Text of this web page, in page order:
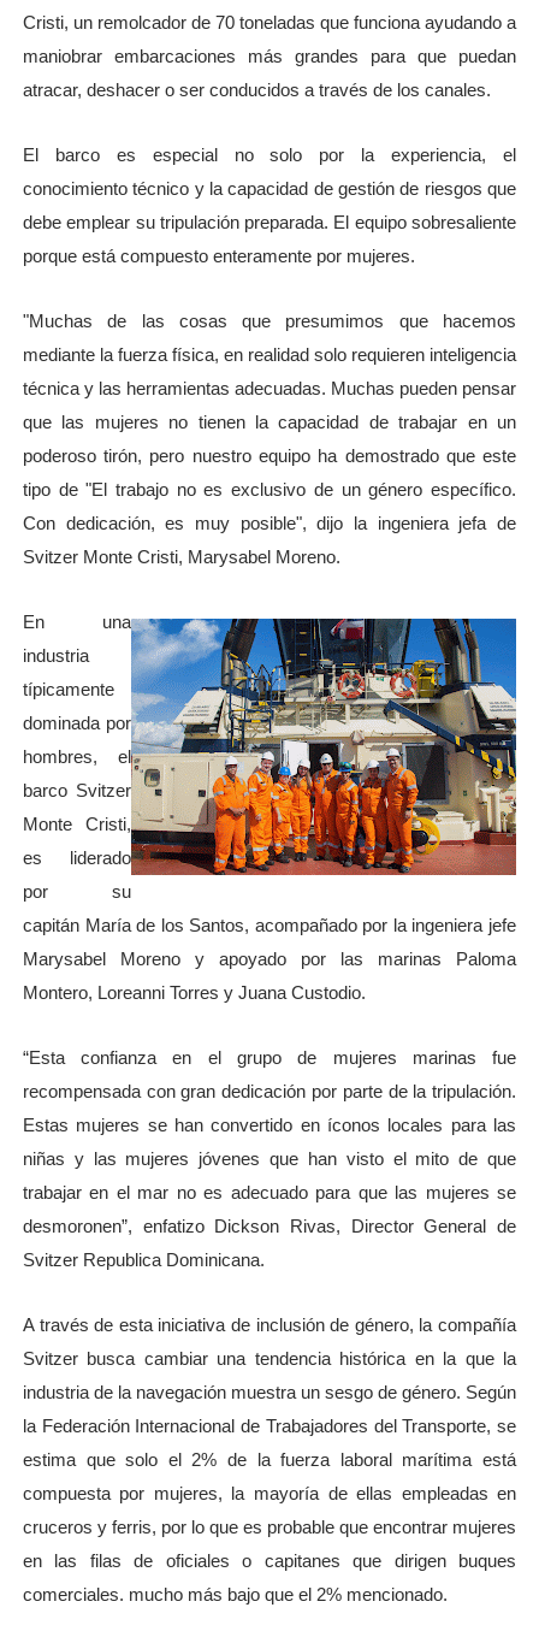
Cristi, un remolcador de 70 toneladas que funciona ayudando a
maniobrar embarcaciones más grandes para que puedan
atracar, deshacer o ser conducidos a través de los canales.
El barco es especial no solo por la experiencia, el
conocimiento técnico y la capacidad de gestión de riesgos que
debe emplear su tripulación preparada. El equipo sobresaliente
porque está compuesto enteramente por mujeres.
"Muchas de las cosas que presumimos que hacemos
mediante la fuerza física, en realidad solo requieren inteligencia
técnica y las herramientas adecuadas. Muchas pueden pensar
que las mujeres no tienen la capacidad de trabajar en un
poderoso tirón, pero nuestro equipo ha demostrado que este
tipo de "El trabajo no es exclusivo de un género específico.
Con dedicación, es muy posible", dijo la ingeniera jefa de
Svitzer Monte Cristi, Marysabel Moreno.
En una
industria
típicamente
dominada por
hombres, el
barco Svitzer
Monte Cristi,
es liderado
por su
capitán María de los Santos, acompañado por la ingeniera jefe
Marysabel Moreno y apoyado por las marinas Paloma
Montero, Loreanni Torres y Juana Custodio.
“Esta confianza en el grupo de mujeres marinas fue
recompensada con gran dedicación por parte de la tripulación.
Estas mujeres se han convertido en íconos locales para las
niñas y las mujeres jóvenes que han visto el mito de que
trabajar en el mar no es adecuado para que las mujeres se
desmoronen”, enfatizo Dickson Rivas, Director General de
Svitzer Republica Dominicana.
A través de esta iniciativa de inclusión de género, la compañía
Svitzer busca cambiar una tendencia histórica en la que la
industria de la navegación muestra un sesgo de género. Según
la Federación Internacional de Trabajadores del Transporte, se
estima que solo el 2% de la fuerza laboral marítima está
compuesta por mujeres, la mayoría de ellas empleadas en
cruceros y ferris, por lo que es probable que encontrar mujeres
en las filas de oficiales o capitanes que dirigen buques
comerciales. mucho más bajo que el 2% mencionado.